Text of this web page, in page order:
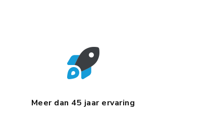
Meer dan 45 jaar ervaring